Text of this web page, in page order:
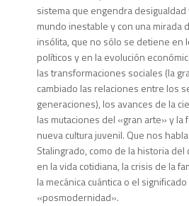
sistema que engendra
mundo inestable y con una mirada
insólita, que no sólo se detiene en
políticos y en la evolución
las transformaciones sociales (la
cambiado las relaciones entre los
generaciones), los avances de la
las mutaciones del «gran arte» y la
nueva cultura juvenil. Que nos
Stalingrado, como de la historia del
en la vida cotidiana, la crisis de la
la mecánica cuántica o el
«posmodernidad».